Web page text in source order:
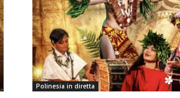
Polinesia in diretta